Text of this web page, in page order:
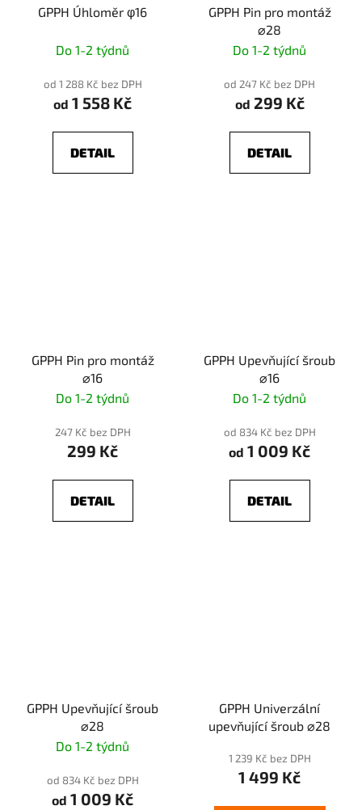
GPPH Úhloměr φ16
Do 1-2 týdnů
od 1 288 Kč bez DPH
od 1 558 Kč
DETAIL
GPPH Pin pro montáž
⌀28
Do 1-2 týdnů
od 247 Kč bez DPH
od 299 Kč
DETAIL
GPPH Pin pro montáž
⌀16
Do 1-2 týdnů
247 Kč bez DPH
299 Kč
DETAIL
GPPH Upevňující šroub
⌀16
Do 1-2 týdnů
od 834 Kč bez DPH
od 1 009 Kč
DETAIL
GPPH Upevňující šroub
⌀28
Do 1-2 týdnů
od 834 Kč bez DPH
od 1 009 Kč
GPPH Univerzální
upevňující šroub ⌀28
1 239 Kč bez DPH
1 499 Kč